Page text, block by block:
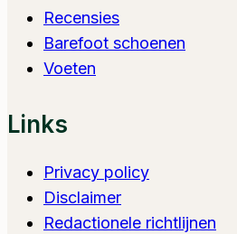
Recensies
Barefoot schoenen
Voeten
Links
Privacy policy
Disclaimer
Redactionele richtlijnen